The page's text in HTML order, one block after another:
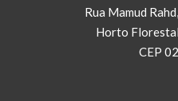
Rua Mamud
Horto
CEP